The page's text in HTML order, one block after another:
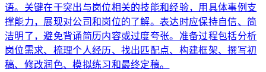
语。关键在于突出与岗位相关的技能和经验，用具体事例支
撑能力，展现对公司和岗位的了解。表达时应保持自信、简
洁明了，避免背诵简历内容或过度夸张。准备过程包括分析
岗位需求、梳理个人经历、找出匹配点、构建框架、撰写初
稿、修改润色、模拟练习和最终定稿。